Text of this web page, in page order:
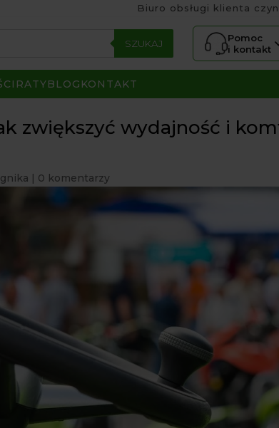
Biuro obsługi klienta
SZUKAJ
Pomoc
i kontakt
RATYBLOG KONTAKT
zwiększyć wydajność i
| 0 komentarzy